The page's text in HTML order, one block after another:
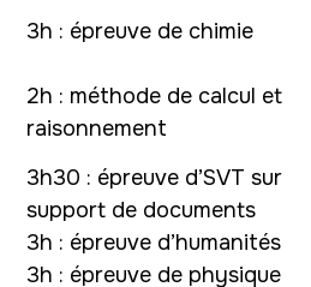
3h : épreuve de chimie
2h : méthode de calcul et
raisonnement
3h30 : épreuve d’SVT sur
support de documents
3h : épreuve d’humanités
3h : épreuve de physique